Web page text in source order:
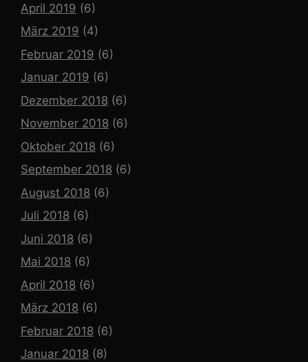
April 2019 (6)
März 2019 (4)
Februar 2019 (6)
Januar 2019 (6)
Dezember 2018 (6)
November 2018 (6)
Oktober 2018 (6)
September 2018 (6)
August 2018 (6)
Juli 2018 (6)
Juni 2018 (6)
Mai 2018 (6)
April 2018 (6)
März 2018 (6)
Februar 2018 (6)
Januar 2018 (8)